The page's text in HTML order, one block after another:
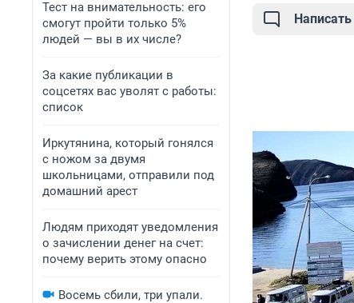
Тест на внимательность: его
смогут пройти только 5%
людей — вы в их числе?
За какие публикации в
соцсетях вас уволят с работы:
список
Иркутянина, который гонялся
с ножом за двумя
школьницами, отправили под
домашний арест
Людям приходят уведомления
о зачислении денег на счет:
почему верить этому опасно
Восемь сбили, три упали.